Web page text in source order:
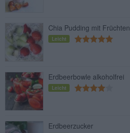
Chia Pudding mit Früchten
Leicht
Erdbeerbowle alkoholfrei
Leicht
Erdbeerzucker